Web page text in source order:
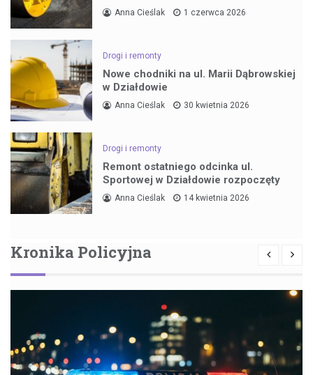
Anna Cieślak 1 czerwca 2026
Drogi i remonty
Nowe chodniki na ul. Marii Dąbrowskiej
w Działdowie
Anna Cieślak 30 kwietnia 2026
Drogi i remonty
Remont ostatniego odcinka ul.
Sportowej w Działdowie rozpoczęty
Anna Cieślak 14 kwietnia 2026
Kronika Policyjna